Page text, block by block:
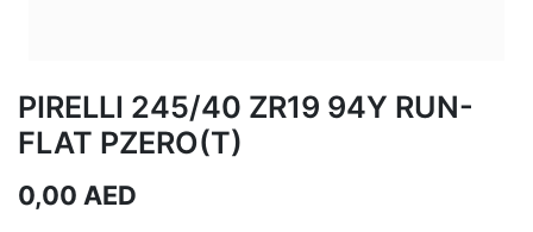
PIRELLI 245/40 ZR19 94Y RUN-
FLAT PZERO(T)
0,00 AED